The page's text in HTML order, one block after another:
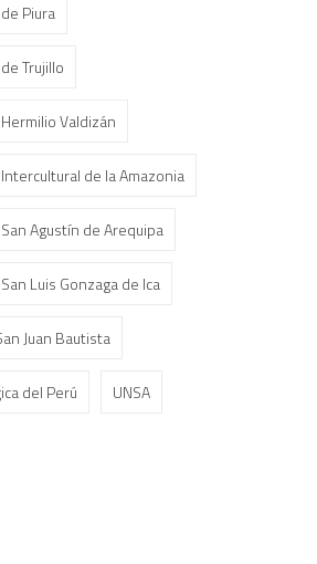
Piura
Trujillo
Valdizán
de la Amazonia
Agustín de Arequipa
Luis Gonzaga de Ica
Juan Bautista
del Perú UNSA